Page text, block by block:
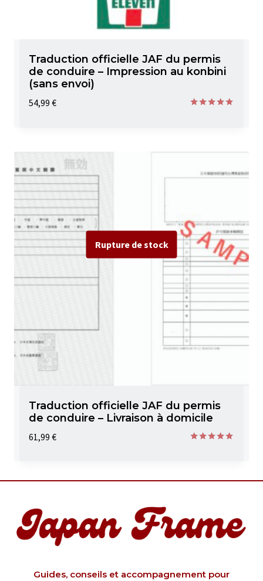
Traduction officielle JAF du permis
de conduire – Impression au konbini
(sans envoi)
54,99 €
Traduction officielle JAF du permis
de conduire – Livraison à domicile
61,99 €
Guides, conseils et accompagnement pour